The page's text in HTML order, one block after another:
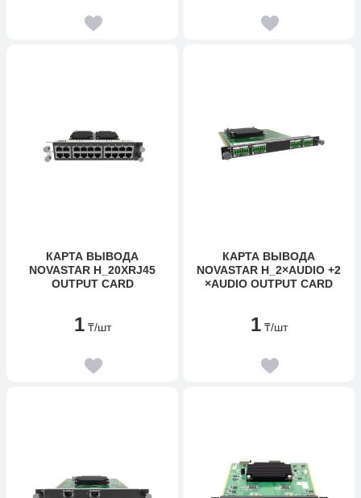
КАРТА ВЫВОДА
NOVASTAR H_20XRJ45
OUTPUT CARD
1 ₸/шт
КАРТА ВЫВОДА
NOVASTAR H_2×AUDIO +2
×AUDIO OUTPUT CARD
1 ₸/шт